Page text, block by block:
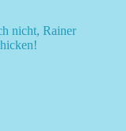
nicht, Rainer